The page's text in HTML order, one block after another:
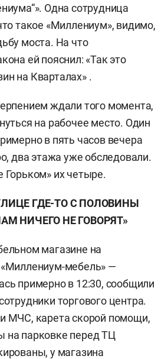
Одна сотрудница
такое «Миллениум», видимо,
моста. На что
ей пояснил: «Так это
на Кварталах» .
ждали того момента,
на рабочее место. Один
в пять часов вечера
два этажа уже обследовали.
Горьком» их четыре.
ГДЕ-ТО С ПОЛОВИНЫ
НИЧЕГО НЕ ГОВОРЯТ»
магазине на
мебель» —
примерно в 12:30, сообщили
торгового центра.
МЧС, карета скорой помощи,
парковке перед ТЦ
у магазина